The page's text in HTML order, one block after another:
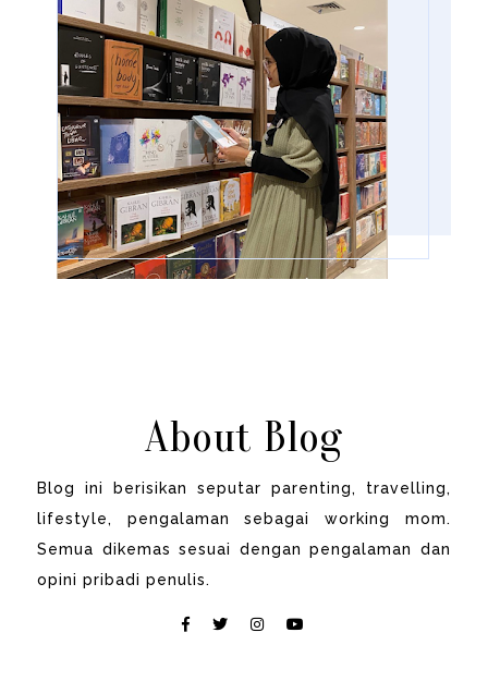
About Blog
Blog ini berisikan seputar parenting, travelling,
lifestyle, pengalaman sebagai working mom.
Semua dikemas sesuai dengan pengalaman dan
opini pribadi penulis.